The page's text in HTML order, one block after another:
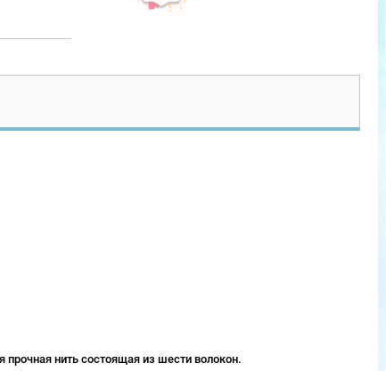
прочная нить состоящая из шести волокон.